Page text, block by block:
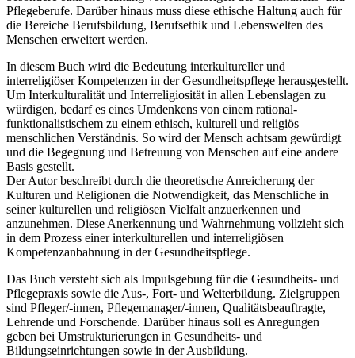
Pflegeberufe. Darüber hinaus muss diese ethische Haltung auch für
die Bereiche Berufsbildung, Berufsethik und Lebenswelten des
Menschen erweitert werden.
In diesem Buch wird die Bedeutung interkultureller und
interreligiöser Kompetenzen in der Gesundheitspflege herausgestellt.
Um Interkulturalität und Interreligiosität in allen Lebenslagen zu
würdigen, bedarf es eines Umdenkens von einem rational-
funktionalistischem zu einem ethisch, kulturell und religiös
menschlichen Verständnis. So wird der Mensch achtsam gewürdigt
und die Begegnung und Betreuung von Menschen auf eine andere
Basis gestellt.
Der Autor beschreibt durch die theoretische Anreicherung der
Kulturen und Religionen die Notwendigkeit, das Menschliche in
seiner kulturellen und religiösen Vielfalt anzuerkennen und
anzunehmen. Diese Anerkennung und Wahrnehmung vollzieht sich
in dem Prozess einer interkulturellen und interreligiösen
Kompetenzanbahnung in der Gesundheitspflege.
Das Buch versteht sich als Impulsgebung für die Gesundheits- und
Pflegepraxis sowie die Aus-, Fort- und Weiterbildung. Zielgruppen
sind Pfleger/-innen, Pflegemanager/-innen, Qualitätsbeauftragte,
Lehrende und Forschende. Darüber hinaus soll es Anregungen
geben bei Umstrukturierungen in Gesundheits- und
Bildungseinrichtungen sowie in der Ausbildung.